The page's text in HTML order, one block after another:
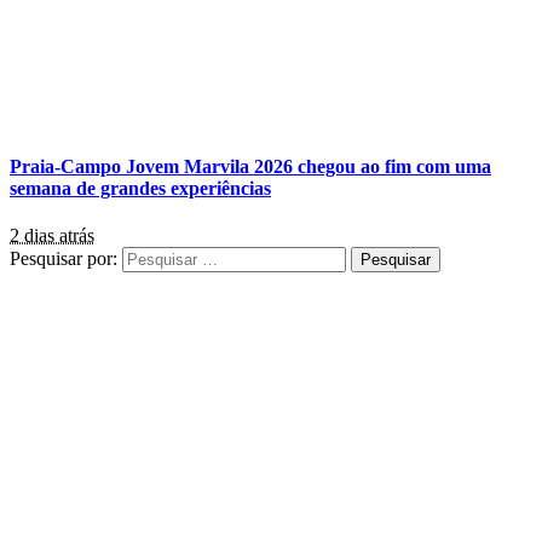
Praia-Campo Jovem Marvila 2026 chegou ao fim com uma
semana de grandes experiências
2 dias atrás
Pesquisar por: